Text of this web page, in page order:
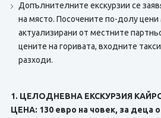
Допълнителните екскурзии се
на място. Посочените по-долу
актуализирани от местните
цените на горивата, входните
разходи.
1. ЦЕЛОДНЕВНА ЕКСКУРЗИЯ
ЦЕНА: 130 евро на човек, за деца